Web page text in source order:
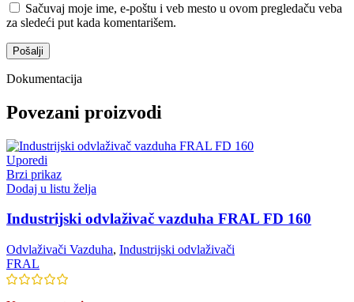
Sačuvaj moje ime, e-poštu i veb mesto u ovom pregledaču veba
za sledeći put kada komentarišem.
Dokumentacija
Povezani proizvodi
Uporedi
Brzi prikaz
Dodaj u listu želja
Industrijski odvlaživač vazduha FRAL FD 160
Odvlaživači Vazduha, Industrijski odvlaživači
FRAL